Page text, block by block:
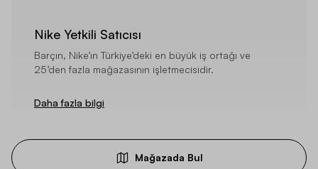
Nike Yetkili Satıcısı
Barçın, Nike’ın Türkiye’deki en büyük iş ortağı ve
25’den fazla mağazasının işletmecisidir.
Daha fazla bilgi
Mağazada Bul